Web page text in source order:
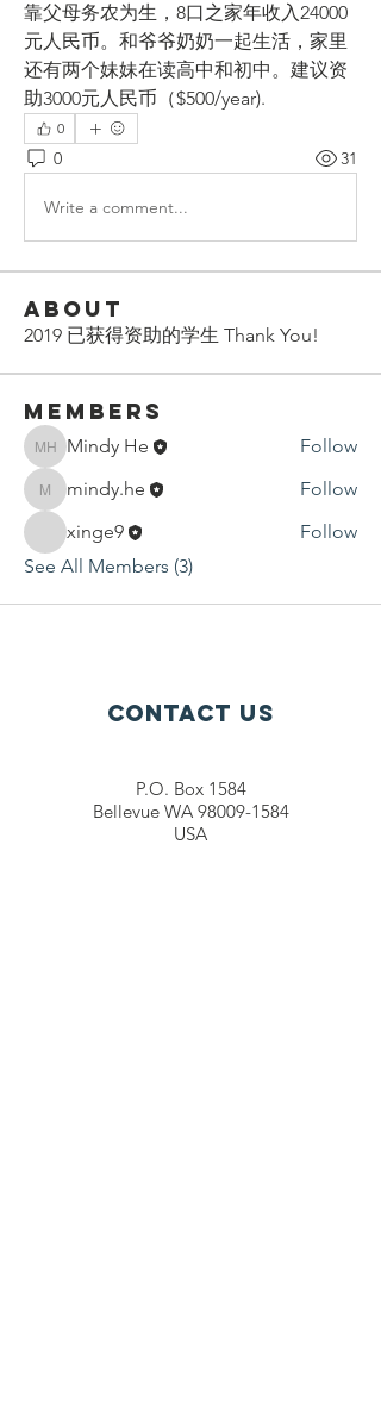
靠父母务农为生，8口之家年收入24000
元人民币。和爷爷奶奶一起生活，家里
还有两个妹妹在读高中和初中。建议资
助3000元人民币（$500/year).
0
0 31
Write a comment...
About
2019 已获得资助的学生 Thank You!
Members
Mindy He
Mindy He Follow
mindy.he
mindy.he
Follow
xinge9
Follow
See All Members (3)
Contact Us
P.O. Box 1584
Bellevue WA 98009-1584
USA